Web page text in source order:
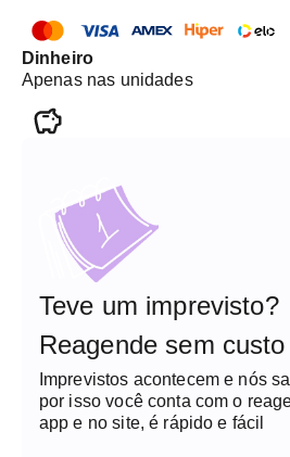
Dinheiro
Apenas nas unidades
Teve um imprevisto?
Reagende sem custo
Imprevistos acontecem e nós
por isso você conta com o
app e no site, é rápido e fácil